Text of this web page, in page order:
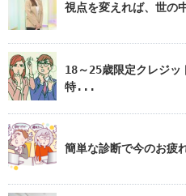
視点を変えれば、世
18～25歳限定クレジッ
特...
簡単な診断で今のお疲